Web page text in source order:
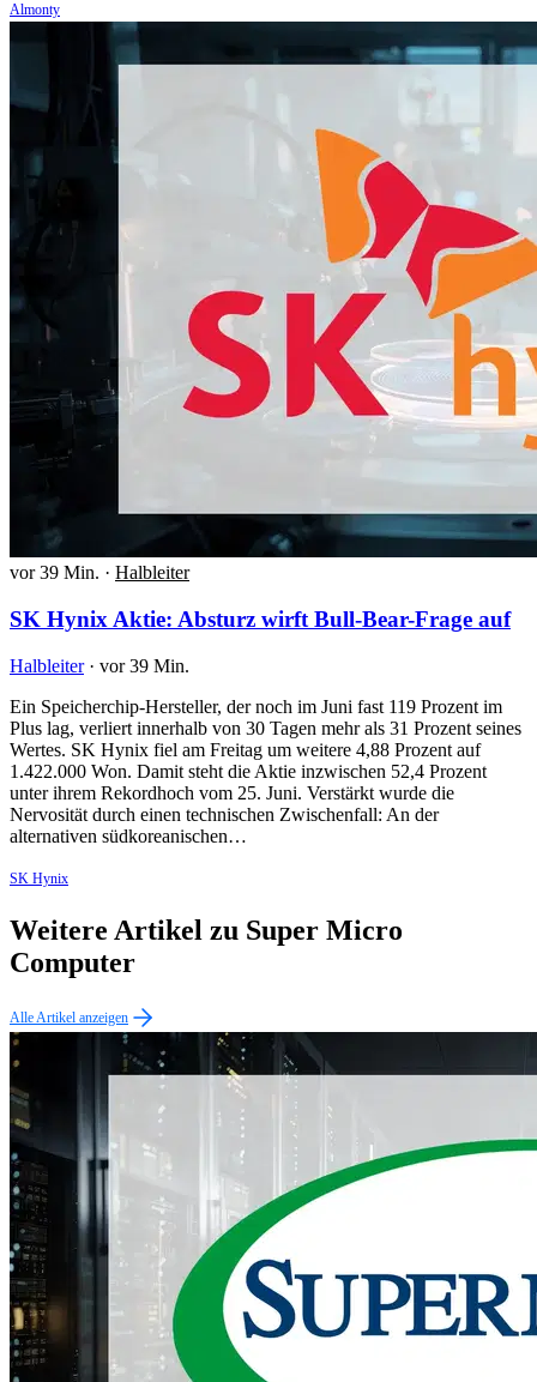
Almonty
vor 39 Min. · Halbleiter
SK Hynix Aktie: Absturz wirft Bull-Bear-Frage auf
Halbleiter · vor 39 Min.
Ein Speicherchip-Hersteller, der noch im Juni fast 119 Prozent im
Plus lag, verliert innerhalb von 30 Tagen mehr als 31 Prozent seines
Wertes. SK Hynix fiel am Freitag um weitere 4,88 Prozent auf
1.422.000 Won. Damit steht die Aktie inzwischen 52,4 Prozent
unter ihrem Rekordhoch vom 25. Juni. Verstärkt wurde die
Nervosität durch einen technischen Zwischenfall: An der
alternativen südkoreanischen…
SK Hynix
Weitere Artikel zu Super Micro
Computer
Alle Artikel anzeigen